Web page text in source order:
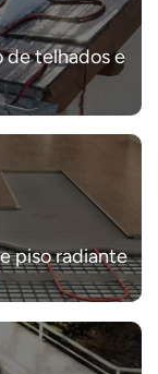
de telhados e
piso radiante